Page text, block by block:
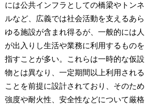
には公共インフラとしての橋梁やトンネ
ルなど、広義では社会活動を支えるあら
ゆる施設が含まれ得るが、一般的には人
が出入りし生活や業務に利用するものを
指すことが多い。これらは一時的な仮設
物とは異なり、一定期間以上利用される
ことを前提に設計されており、そのため
強度や耐火性、安全性などについて厳格